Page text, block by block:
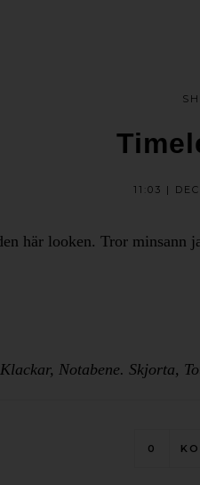
11:03 |
här looken. Tror minsann
Notabene. Skjorta,
0